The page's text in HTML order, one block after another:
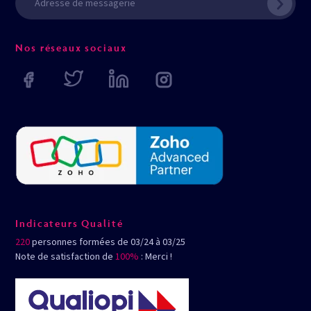
Nos réseaux sociaux
Indicateurs Qualité
220personnes formées de 03/24 à 03/25
Note de satisfaction de 100% : Merci !